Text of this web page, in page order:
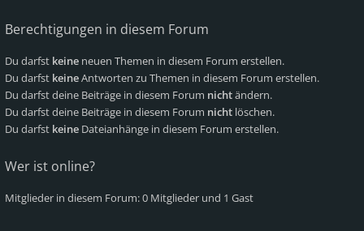
Berechtigungen in diesem Forum
Du darfst keine neuen Themen in diesem Forum erstellen.
Du darfst keineAntworten zu Themen in diesem Forum erstellen.
Du darfst deine Beiträge in diesem Forum nichtändern.
Du darfst deine Beiträge in diesem Forum nicht löschen.
Du darfst keine Dateianhänge in diesem Forum erstellen.
Wer ist online?
Mitglieder in diesem Forum: 0 Mitglieder und 1 Gast